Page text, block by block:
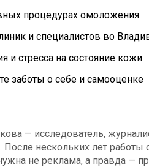
процедурах омоложения
и специалистов во
и стресса на состояние кожи
заботы о себе и самооценке
— исследователь,
нескольких лет
не реклама, а правда —